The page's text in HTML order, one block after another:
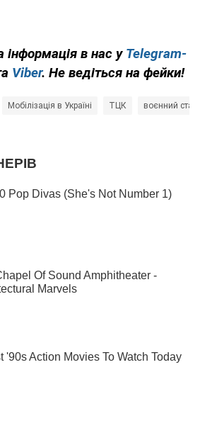
інформація в нас у Telegram-
Viber. Не ведіться на фейки!
Мобілізація в Україні ТЦК воєнний стан